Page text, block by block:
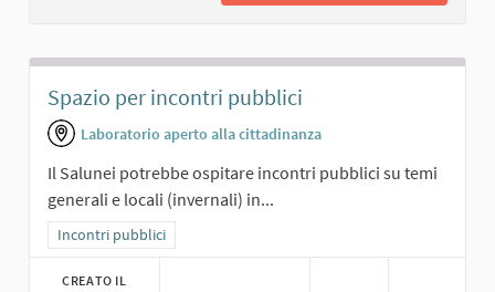
Spazio per incontri pubblici
Laboratorio aperto alla cittadinanza
Il Salunei potrebbe ospitare incontri pubblici su temi
generali e locali (invernali) in...
Filtra i risultati per categoria: Incontri pubblici
Incontri pubblici
CREATO IL